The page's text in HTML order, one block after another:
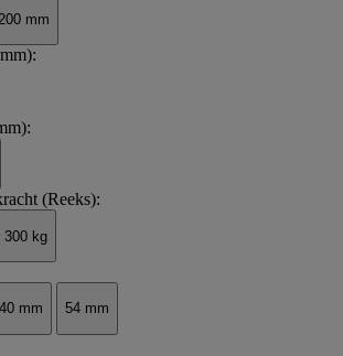
mm
(Reeks):
300 kg
40 mm 54 mm